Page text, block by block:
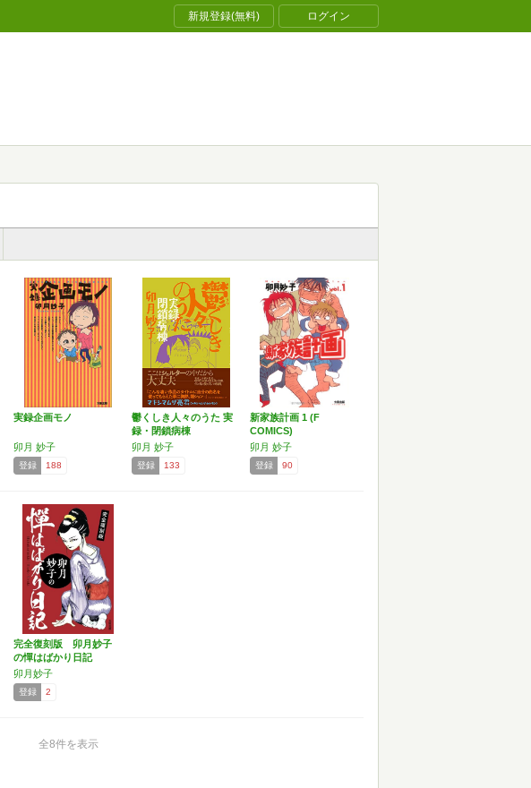
新規登録(無料) ログイン
実録企画モノ
卯月 妙子
登録 188
鬱くしき人々のうた 実
録・閉鎖病棟
卯月 妙子
登録 133
新家族計画 1 (F
COMICS)
卯月 妙子
登録 90
完全復刻版 卯月妙子
の憚はばかり日記
卯月妙子
登録 2
全8件を表示